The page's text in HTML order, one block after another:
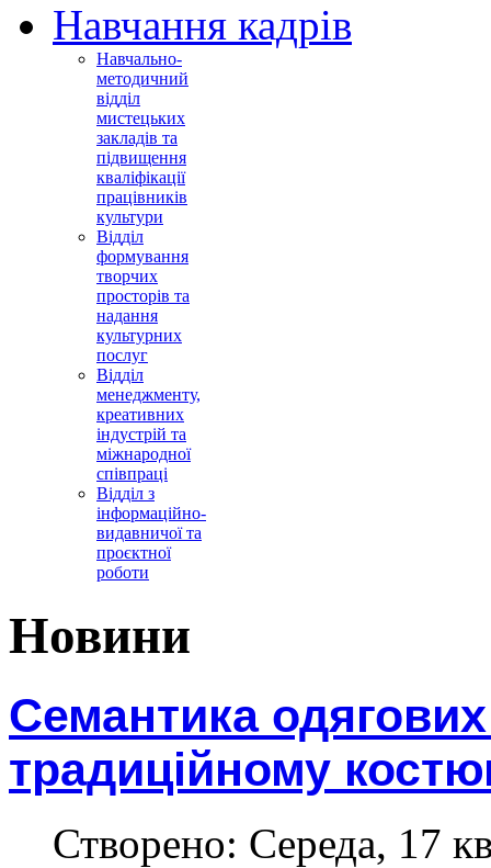
Навчання кадрів
Навчально-
методичний
відділ
мистецьких
закладів та
підвищення
кваліфікації
працівників
культури
Відділ
формування
творчих
просторів та
надання
культурних
послуг
Відділ
менеджменту,
креативних
індустрій та
міжнародної
співпраці
Відділ з
інформаційно-
видавничої та
проєктної
роботи
Новини
Семантика
традиційному
Створено: Середа, 17